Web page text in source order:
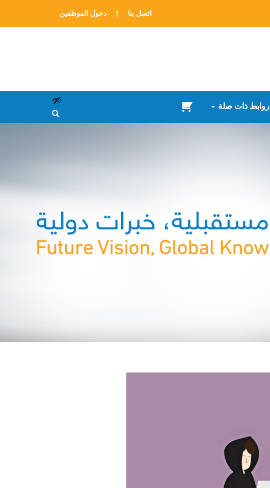
اتصل بنا | دخول الموظفين
روابط ذات صلة
المشتريات